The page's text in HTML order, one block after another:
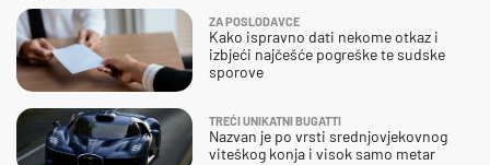
ZA POSLODAVCE
Kako ispravno dati nekome otkaz i
izbjeći najčešće pogreške te sudske
sporove
TREĆI UNIKATNI BUGATTI
Nazvan je po vrsti srednjovjekovnog
viteškog konja i visok samo metar